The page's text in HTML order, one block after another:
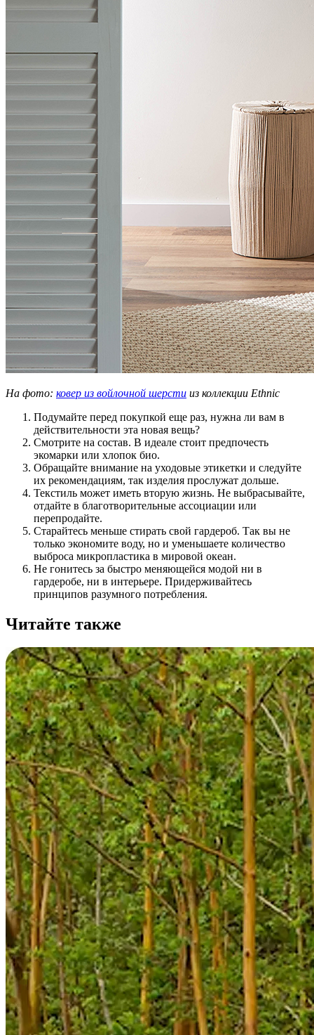
На фото: ковер из войлочной шерсти из коллекции Ethnic
Подумайте перед покупкой еще раз, нужна ли вам в
действительности эта новая вещь?
Смотрите на состав. В идеале стоит предпочесть
экомарки или хлопок био.
Обращайте внимание на уходовые этикетки и следуйте
их рекомендациям, так изделия прослужат дольше.
Текстиль может иметь вторую жизнь. Не выбрасывайте,
отдайте в благотворительные ассоциации или
перепродайте.
Старайтесь меньше стирать свой гардероб. Так вы не
только экономите воду, но и уменьшаете количество
выброса микропластика в мировой океан.
Не гонитесь за быстро меняющейся модой ни в
гардеробе, ни в интерьере. Придерживайтесь
принципов разумного потребления.
Читайте также